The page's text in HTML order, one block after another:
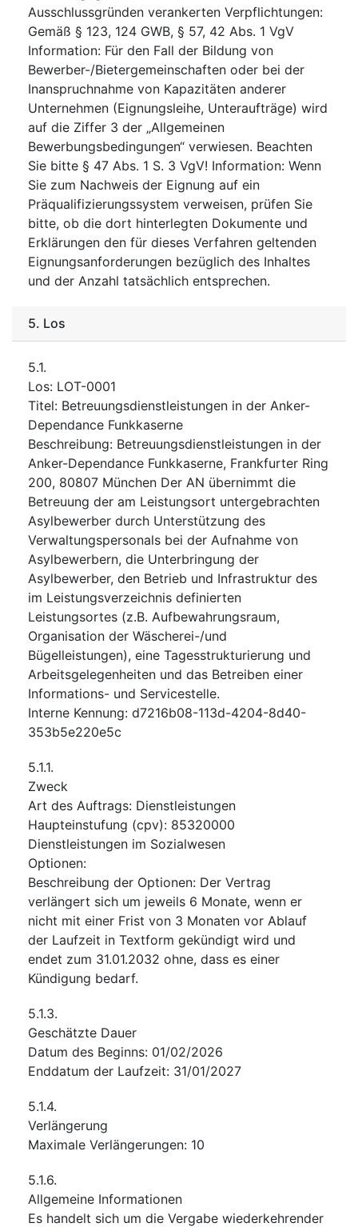
Ausschlussgründen verankerten Verpflichtungen:
Gemäß § 123, 124 GWB, § 57, 42 Abs. 1 VgV
Information: Für den Fall der Bildung von
Bewerber-/Bietergemeinschaften oder bei der
Inanspruchnahme von Kapazitäten anderer
Unternehmen (Eignungsleihe, Unteraufträge) wird
auf die Ziffer 3 der „Allgemeinen
Bewerbungsbedingungen“ verwiesen. Beachten
Sie bitte § 47 Abs. 1 S. 3 VgV! Information: Wenn
Sie zum Nachweis der Eignung auf ein
Präqualifizierungssystem verweisen, prüfen Sie
bitte, ob die dort hinterlegten Dokumente und
Erklärungen den für dieses Verfahren geltenden
Eignungsanforderungen bezüglich des Inhaltes
und der Anzahl tatsächlich entsprechen.
5. Los
5.1.
Los: LOT-0001
Titel: Betreuungsdienstleistungen in der Anker-
Dependance Funkkaserne
Beschreibung: Betreuungsdienstleistungen in der
Anker-Dependance Funkkaserne, Frankfurter Ring
200, 80807 München Der AN übernimmt die
Betreuung der am Leistungsort untergebrachten
Asylbewerber durch Unterstützung des
Verwaltungspersonals bei der Aufnahme von
Asylbewerbern, die Unterbringung der
Asylbewerber, den Betrieb und Infrastruktur des
im Leistungsverzeichnis definierten
Leistungsortes (z.B. Aufbewahrungsraum,
Organisation der Wäscherei-/und
Bügelleistungen), eine Tagesstrukturierung und
Arbeitsgelegenheiten und das Betreiben einer
Informations- und Servicestelle.
Interne Kennung: d7216b08-113d-4204-8d40-
353b5e220e5c
5.1.1.
Zweck
Art des Auftrags: Dienstleistungen
Haupteinstufung (cpv): 85320000
Dienstleistungen im Sozialwesen
Optionen:
Beschreibung der Optionen: Der Vertrag
verlängert sich um jeweils 6 Monate, wenn er
nicht mit einer Frist von 3 Monaten vor Ablauf
der Laufzeit in Textform gekündigt wird und
endet zum 31.01.2032 ohne, dass es einer
Kündigung bedarf.
5.1.3.
Geschätzte Dauer
Datum des Beginns: 01/02/2026
Enddatum der Laufzeit: 31/01/2027
5.1.4.
Verlängerung
Maximale Verlängerungen: 10
5.1.6.
Allgemeine Informationen
Es handelt sich um die Vergabe wiederkehrender